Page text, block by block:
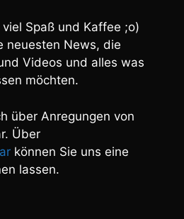
Spaß und Kaffee ;o)
neuesten News, die
Videos und alles was
möchten.
über Anregungen von
Über
können Sie uns eine
lassen.